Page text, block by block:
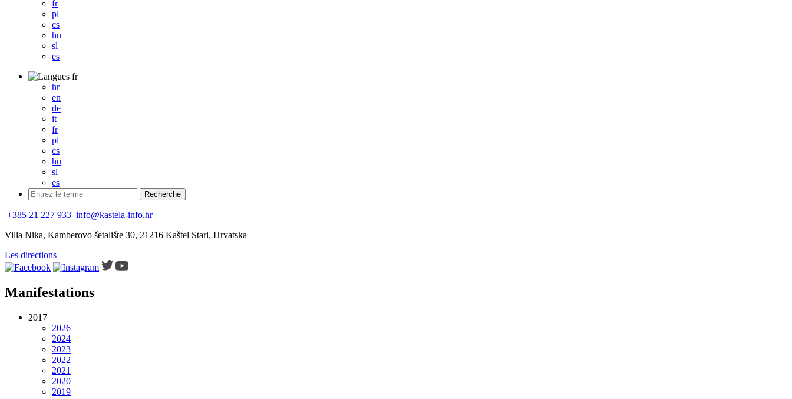
fr
pl
cs
hu
sl
es
fr
hr
en
de
it
fr
pl
cs
hu
sl
es
+385 21 227 933 info@kastela-info.hr
Villa Nika, Kamberovo šetalište 30, 21216 Kaštel Stari, Hrvatska
Les directions
Manifestations
2017
2026
2024
2023
2022
2021
2020
2019